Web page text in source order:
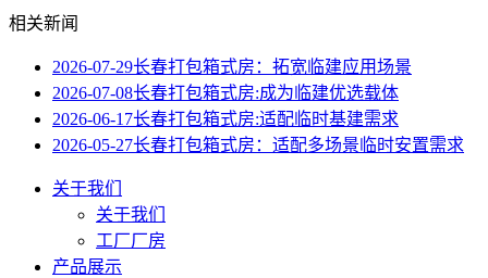
相关新闻
2026-07-29长春打包箱式房：拓宽临建应用场景
2026-07-08长春打包箱式房:成为临建优选载体
2026-06-17长春打包箱式房:适配临时基建需求
2026-05-27长春打包箱式房：适配多场景临时安置需求
关于我们
关于我们
工厂厂房
产品展示